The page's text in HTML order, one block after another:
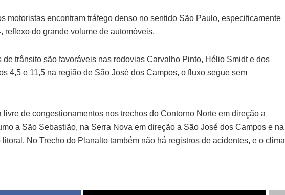
motoristas encontram tráfego denso no sentido São Paulo, especificamente
reflexo do grande volume de automóveis.
de trânsito são favoráveis nas rodovias Carvalho Pinto, Hélio Smidt e dos
4,5 e 11,5 na região de São José dos Campos, o fluxo segue sem
livre de congestionamentos nos trechos do Contorno Norte em direção a
a São Sebastião, na Serra Nova em direção a São José dos Campos e na
No Trecho do Planalto também não há registros de acidentes, e o clima